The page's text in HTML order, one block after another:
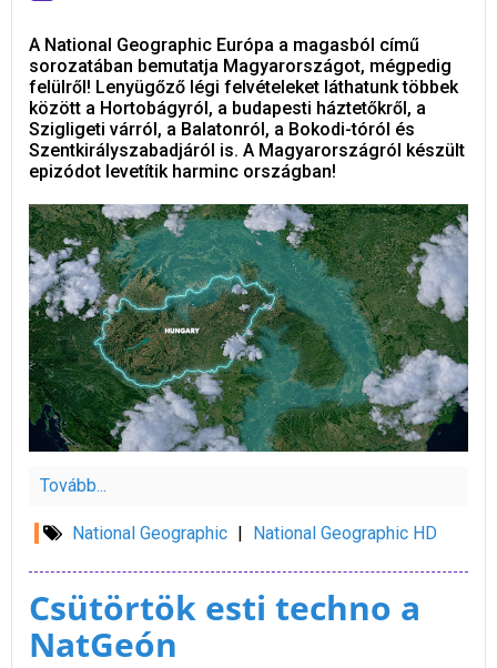
A National Geographic Európa a magasból című
sorozatában bemutatja Magyarországot, mégpedig
felülről! Lenyügőző légi felvételeket láthatunk többek
között a Hortobágyról, a budapesti háztetőkről, a
Szigligeti várról, a Balatonról, a Bokodi-tóról és
Szentkirályszabadjáról is. A Magyarországról készült
epizódot levetítik harminc országban!
Tovább...
National Geographic | National Geographic HD
Csütörtök esti techno a
NatGeón